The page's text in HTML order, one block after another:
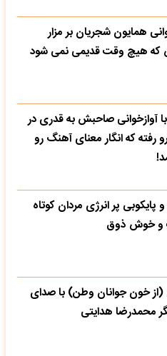
همایون شجریان بر مزار
که هیچ وقت قدیمی نمی شود
آوازخوانی صاحبش به قدری در
رفته که انگار معنای آهنگ رو
پر انرژی مردان کوتاه
و خوش ذوق
(از خون جوانان وطن) با صدای
محمدرضا هدایتی